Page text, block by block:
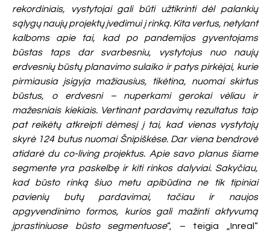
rekordiniais, vystytojai gali būti užtikrinti dėl palankių
sąlygų naujų projektų įvedimui į rinką. Kita vertus, netylant
kalboms apie tai, kad po pandemijos gyventojams
būstas taps dar svarbesniu, vystytojus nuo naujų
erdvesnių būstų planavimo sulaiko ir patys pirkėjai, kurie
pirmiausia įsigyja mažiausius, tikėtina, nuomai skirtus
būstus, o erdvesni – nuperkami gerokai vėliau ir
mažesniais kiekiais. Vertinant pardavimų rezultatus taip
pat reikėtų atkreipti dėmesį į tai, kad vienas vystytojų
skyrė 124 butus nuomai Šnipiškėse. Dar viena bendrovė
atidarė du co-living projektus. Apie savo planus šiame
segmente yra paskelbę ir kiti rinkos dalyviai. Sakyčiau,
kad būsto rinką šiuo metu apibūdina ne tik tipiniai
pavienių butų pardavimai, tačiau ir naujos
apgyvendinimo formos, kurios gali mažinti aktyvumą
įprastiniuose būsto segmentuose“, – teigia „Inreal“